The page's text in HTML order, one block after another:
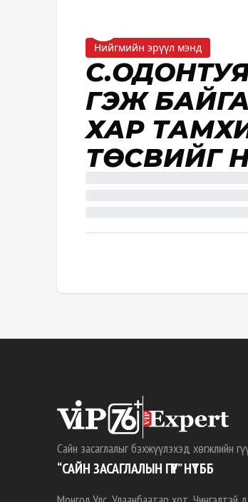
Нийгмийн эрүүл мэнд
ГЭЖ
ХАР
ТӨСВИЙГ
Сайн засаглалыг бэхжүүлэхэд хөгжлийн
“САЙН ЗАСАГЛАЛЫН ГҮҮР” НҮТББ